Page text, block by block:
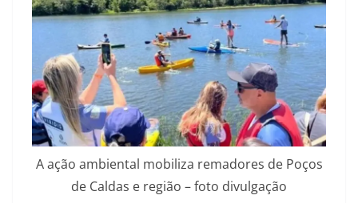
A ação ambiental mobiliza remadores de Poços
de Caldas e região – foto divulgação